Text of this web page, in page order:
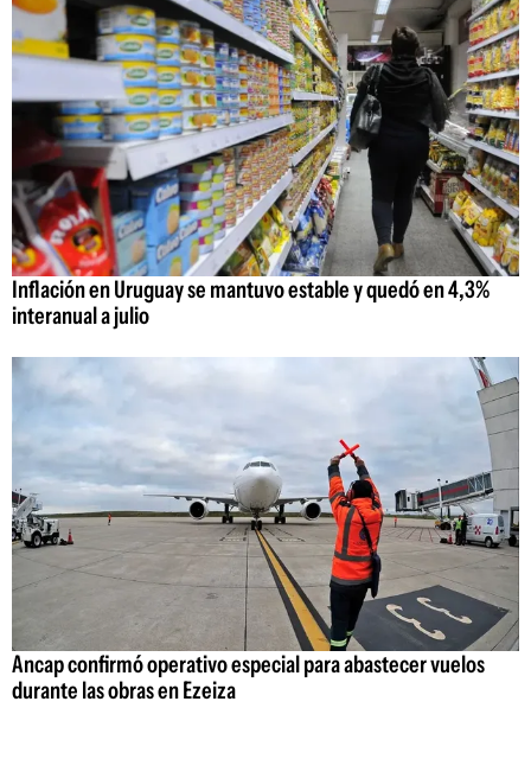
Inflación en Uruguay se mantuvo estable y quedó en 4,3%
interanual a julio
Ancap confirmó operativo especial para abastecer vuelos
durante las obras en Ezeiza